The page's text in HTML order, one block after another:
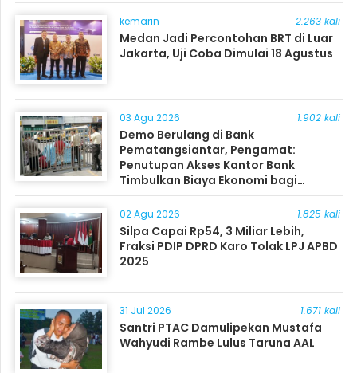
kemarin 2.263 kali
Medan Jadi Percontohan BRT di Luar
Jakarta, Uji Coba Dimulai 18 Agustus
03 Agu 2026 1.902 kali
Demo Berulang di Bank
Pematangsiantar, Pengamat:
Penutupan Akses Kantor Bank
Timbulkan Biaya Ekonomi bagi
Masyarakat
02 Agu 2026 1.825 kali
Silpa Capai Rp54, 3 Miliar Lebih,
Fraksi PDIP DPRD Karo Tolak LPJ APBD
2025
31 Jul 2026 1.671 kali
Santri PTAC Damulipekan Mustafa
Wahyudi Rambe Lulus Taruna AAL